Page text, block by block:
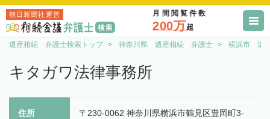
朝日新聞社運営 月間閲覧件数
200万超
遺産相続 弁護士検索トップ 神奈川県 遺産相続 弁護士 横浜市 遺
キタガワ法律事務所
住所
〒230-0062 神奈川県横浜市鶴見区豊岡町3-